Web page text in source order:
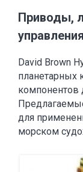
Приводы,
управления
David Brown
планетарных
компонентов
для
морском